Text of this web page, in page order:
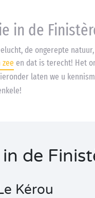
in de
de ongerepte
zee en dat is terecht! Het
laten we u
de
Kérou